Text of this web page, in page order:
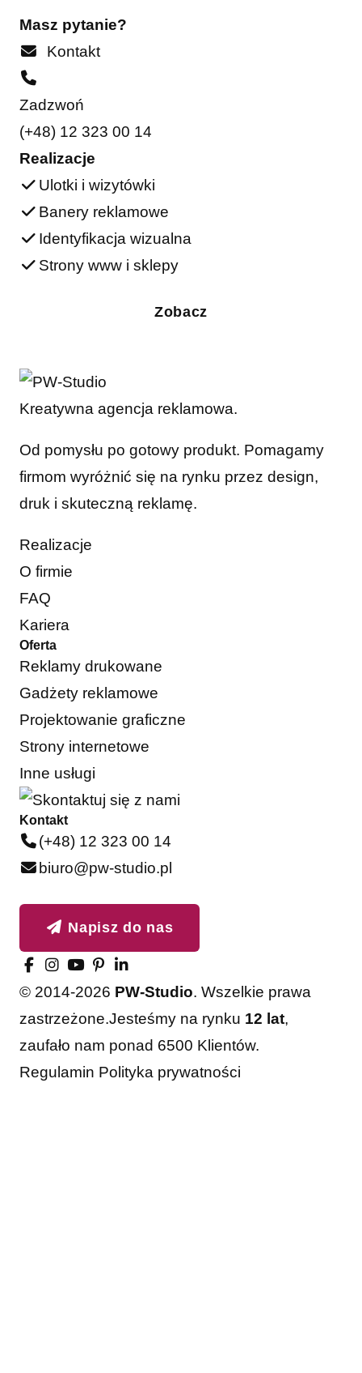
Masz pytanie?
Kontakt
Zadzwoń
(+48) 12 323 00 14
Realizacje
Ulotki i wizytówki
Banery reklamowe
Identyfikacja wizualna
Strony www i sklepy
Zobacz
Kreatywna agencja reklamowa.
Od pomysłu po gotowy produkt. Pomagamy
firmom wyróżnić się na rynku przez design,
druk i skuteczną reklamę.
Realizacje
O firmie
FAQ
Kariera
Oferta
Reklamy drukowane
Gadżety reklamowe
Projektowanie graficzne
Strony internetowe
Inne usługi
Kontakt
(+48) 12 323 00 14
biuro@pw-studio.pl
Napisz do nas
© 2014-2026 PW-Studio. Wszelkie prawa
zastrzeżone.Jesteśmy na rynku 12 lat,
zaufało nam ponad 6500 Klientów.
Regulamin Polityka prywatności